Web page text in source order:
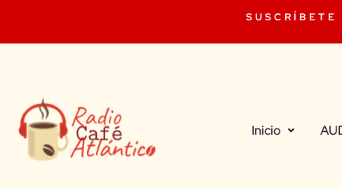
SUSCRÍBETE
Inicio